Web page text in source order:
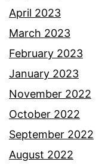
April 2023
March 2023
February 2023
January 2023
November 2022
October 2022
September 2022
August 2022